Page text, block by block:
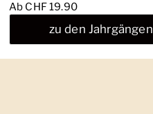
Ab CHF 19.90
zu den Jahrgängen